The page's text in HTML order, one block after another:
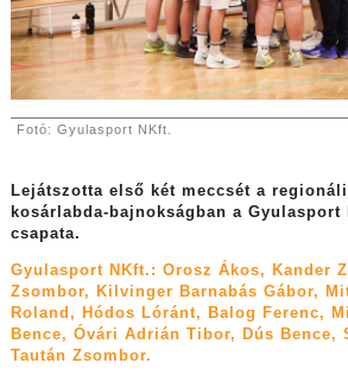
Fotó: Gyulasport NKft.
Lejátszotta első két meccsét a
kosárlabda-bajnokságban a
csapata.
Gyulasport NKft.: Orosz Ákos, Kander
Zsombor, Kilvinger Barnabás Gábor,
Roland, Hódos Lóránt, Balog Ferenc,
Bence, Óvári Adrián Tibor, Dús Bence,
Taután Zsombor.